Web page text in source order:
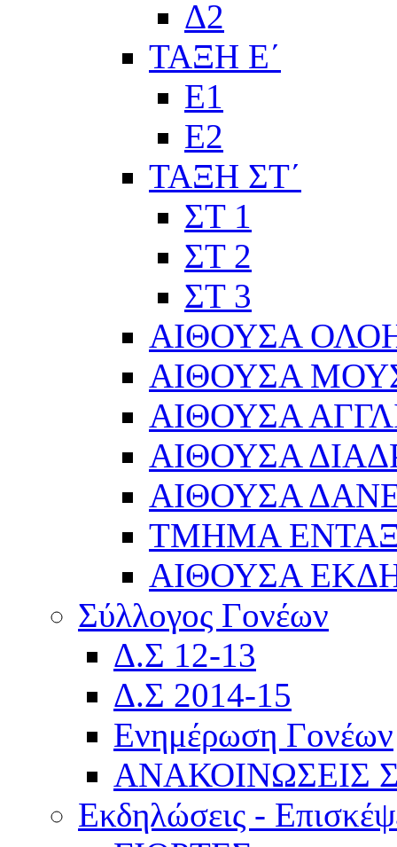
Δ2
ΤΑΞΗ Ε΄
Ε1
Ε2
ΤΑΞΗ ΣΤ΄
ΣΤ 1
ΣΤ 2
ΣΤ 3
ΑΙΘΟΥΣΑ
ΑΙΘΟΥΣΑ
ΑΙΘΟΥΣΑ
ΑΙΘΟΥΣΑ
ΑΙΘΟΥΣΑ
ΤΜΗΜΑ
ΑΙΘΟΥΣΑ
Σύλλογος Γονέων
Δ.Σ 12-13
Δ.Σ 2014-15
Ενημέρωση Γονέων
ΑΝΑΚΟΙΝΩΣΕΙΣ
Εκδηλώσεις -